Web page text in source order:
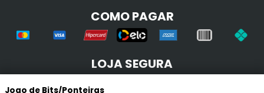
Jogo de Bits/Ponteiras
COMO PAGAR
LOJA SEGURA